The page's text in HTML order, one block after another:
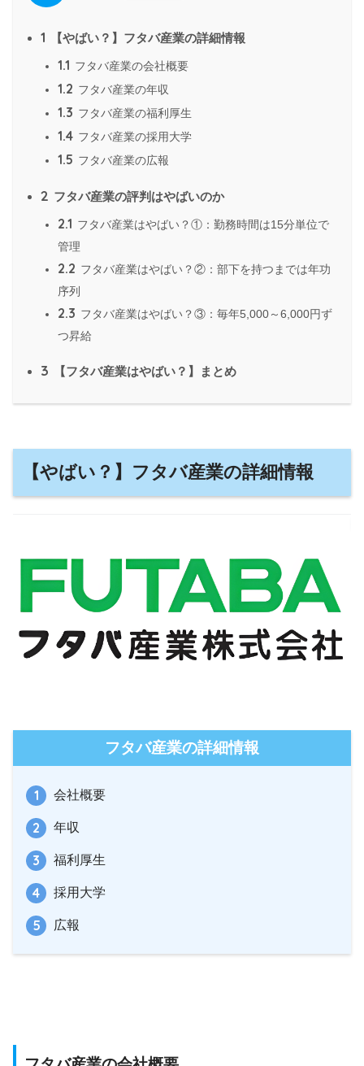
1 【やばい？】フタバ産業の詳細情報
1.1 フタバ産業の会社概要
1.2 フタバ産業の年収
1.3 フタバ産業の福利厚生
1.4 フタバ産業の採用大学
1.5 フタバ産業の広報
2 フタバ産業の評判はやばいのか
2.1 フタバ産業はやばい？①：勤務時間は15分単位で
管理
2.2 フタバ産業はやばい？②：部下を持つまでは年功
序列
2.3 フタバ産業はやばい？③：毎年5,000～6,000円ず
つ昇給
3 【フタバ産業はやばい？】まとめ
【やばい？】フタバ産業の詳細情報
フタバ産業の詳細情報
会社概要
年収
福利厚生
採用大学
広報